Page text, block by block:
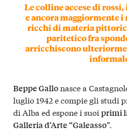
Le colline accese di rossi,
e ancora maggiormente
ricchi di materia
paritetico fra
arricchiscono
Beppe Gallonasce a
luglio 1942 e compie gli studi
di Alba ed espone i suoi primi
Galleria d’Arte “Galeasso”.